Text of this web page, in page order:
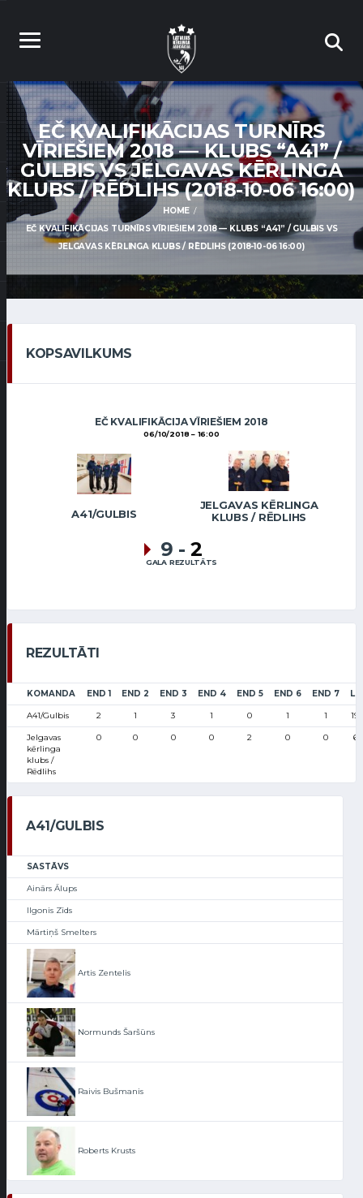
EČ KVALIFIKĀCIJAS TURNĪRS
VĪRIEŠIEM 2018 — KLUBS “A41” /
GULBIS VS JELGAVAS KĒRLINGA
KLUBS / RĒDLIHS (2018-10-06 16:00)
HOME
EČ KVALIFIKĀCIJAS TURNĪRS VĪRIEŠIEM 2018 — KLUBS “A41” / GULBIS VS
JELGAVAS KĒRLINGA KLUBS / RĒDLIHS (2018-10-06 16:00)
KOPSAVILKUMS
EČ KVALIFIKĀCIJA VĪRIEŠIEM 2018
06/10/2018 16:00
A41/GULBIS
JELGAVAS KĒRLINGA
KLUBS / RĒDLIHS
9 - 2
GALA REZULTĀTS
REZULTĀTI
KOMANDA END 1 END 2 END 3 END 4 END 5 END 6 END 7
A41/Gulbis 2 1 3 1 0 1 1
Jelgavas
kērlinga
klubs /
Rēdlihs
0 0 0 0 2 0 0
A41/GULBIS
SASTĀVS
Ainārs Ālups
Ilgonis Zīds
Mārtiņš Smelters
Artis Zentelis
Normunds Šaršūns
Raivis Bušmanis
Roberts Krusts